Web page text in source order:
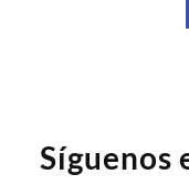
Síguenos